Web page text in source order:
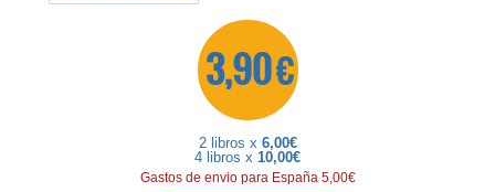
3,90 €
2 libros x 6,00€
4 libros x 10,00€
Gastos de envio para España 5,00€